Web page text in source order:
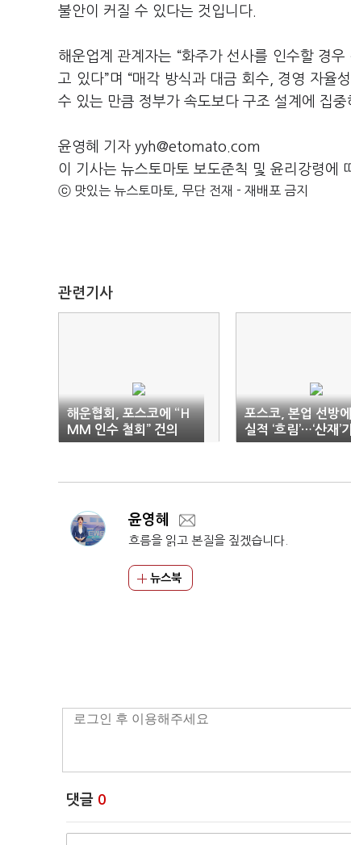
불안이 커질 수 있다는 것입니다.
해운업계 관계자는 “화주가 선사를 인수할 경
고 있다”며 “매각 방식과 대금 회수, 경영 자율
수 있는 만큼 정부가 속도보다 구조 설계에 집중
윤영혜 기자 yyh@etomato.com
이 기사는 뉴스토마토 보도준칙 및 윤리강령에
ⓒ 맛있는 뉴스토마토, 무단 전재 - 재배포 금지
관련기사
해운협회, 포스코에 “H
MM 인수 철회” 건의
포스코, 본업 선방
실적 ‘흐림’…‘산재’
목
윤영혜
흐름을 읽고 본질을 짚겠습니다.
뉴스북
댓글 0